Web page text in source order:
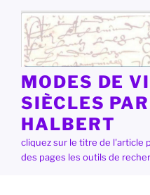
contenu
principal
MODES DE
SIÈCLES
HALBERT
cliquez sur le titre de l'article
des pages les outils de